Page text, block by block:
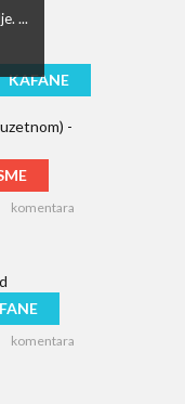
KAFANE
...
komentara
komentara